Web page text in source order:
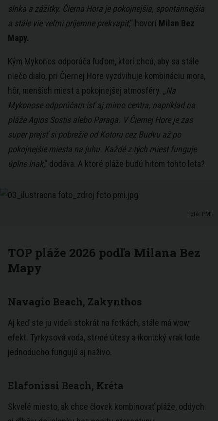
slnka a zážitky. Čierna Hora je pokojnejšia, spontánnejšia
a stále vie veľmi príjemne prekvapiť,“ hovorí Milan Bez
Mapy.
Kým Mykonos odporúča ľuďom, ktorí chcú, aby sa stále
niečo dialo, pri Čiernej Hore vyzdvihuje kombináciu mora,
hôr, menších miest a pokojnejšej atmosféry. „Na
Mykonose odporúčam ísť aj mimo centra, napríklad na
pláže Agios Sostis alebo Paraga. V Čiernej Hore je zas
super prejsť si pobrežie od Kotoru cez Budvu až po
pokojnejšie miesta na juhu. Každé z tých miest funguje
úplne inak,“ dodáva. A ktoré pláže budú hitom tohto leta?
Foto: PMI
TOP pláže 2026 podľa Milana Bez
Mapy
Navagio Beach, Zakynthos
Aj keď ste ju videli stokrát na fotkách, stále má wow
efekt. Tyrkysová voda, strmé útesy a ikonický vrak lode
jednoducho fungujú aj naživo.
Elafonissi Beach, Kréta
Skvelé miesto, ak chce človek kombinovať pláže, oddych